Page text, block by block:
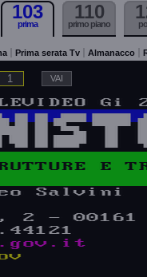
103
prima
110
primo piano
Prima serata Tv Almanacco